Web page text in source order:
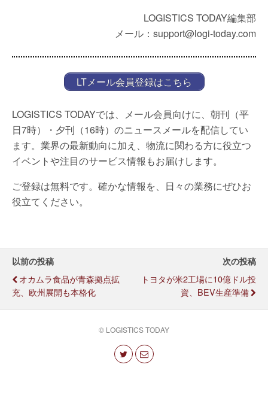
LOGISTICS TODAY編集部
メール：support@logi-today.com
LTメール会員登録はこちら
LOGISTICS TODAYでは、メール会員向けに、朝刊（平
日7時）・夕刊（16時）のニュースメールを配信してい
ます。業界の最新動向に加え、物流に関わる方に役立つ
イベントや注目のサービス情報もお届けします。
ご登録は無料です。確かな情報を、日々の業務にぜひお
役立てください。
以前の投稿
オカムラ食品が青森拠点拡
充、欧州展開も本格化
次の投稿
トヨタが米2工場に10億ドル投
資、BEV生産準備
© LOGISTICS TODAY